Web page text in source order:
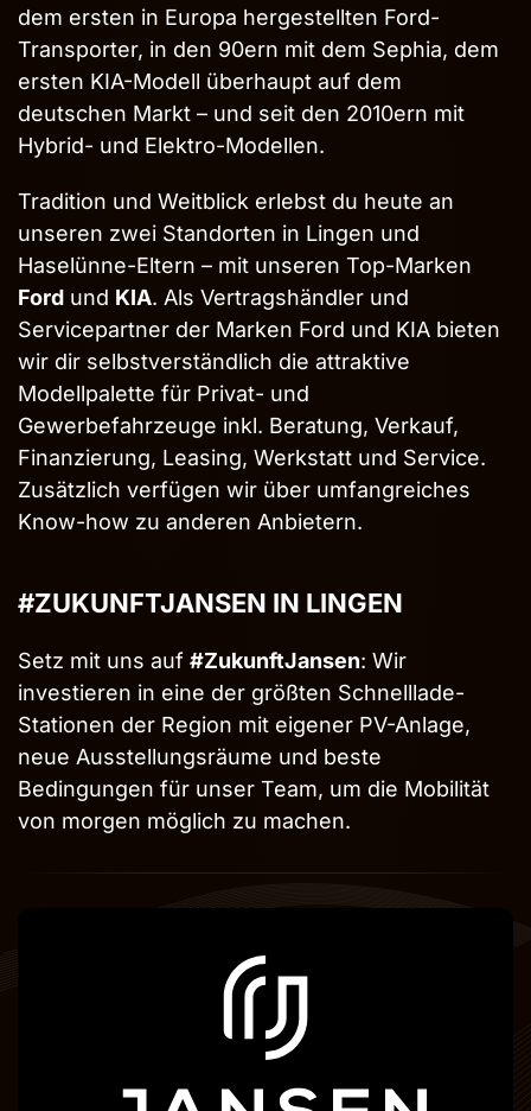
Eingabehilfen öffnen
Farben umkehren
Monochrom
dem ersten in Europa hergestellten Ford-
Transporter, in den 90ern mit dem Sephia, dem
ersten KIA-Modell überhaupt auf dem
deutschen Markt – und seit den 2010ern mit
Hybrid- und Elektro-Modellen.
Tradition und Weitblick erlebst du heute an
unseren zwei Standorten in Lingen und
Haselünne-Eltern – mit unseren Top-Marken
Ford und KIA. Als Vertragshändler und
Servicepartner der Marken Ford und KIA bieten
wir dir selbstverständlich die attraktive
Modellpalette für Privat- und
Gewerbefahrzeuge inkl. Beratung, Verkauf,
Finanzierung, Leasing, Werkstatt und Service.
Zusätzlich verfügen wir über umfangreiches
Know-how zu anderen Anbietern.
#ZUKUNFTJANSEN IN LINGEN
Setz mit uns auf #ZukunftJansen: Wir
investieren in eine der größten Schnelllade-
Stationen der Region mit eigener PV-Anlage,
neue Ausstellungsräume und beste
Bedingungen für unser Team, um die Mobilität
von morgen möglich zu machen.